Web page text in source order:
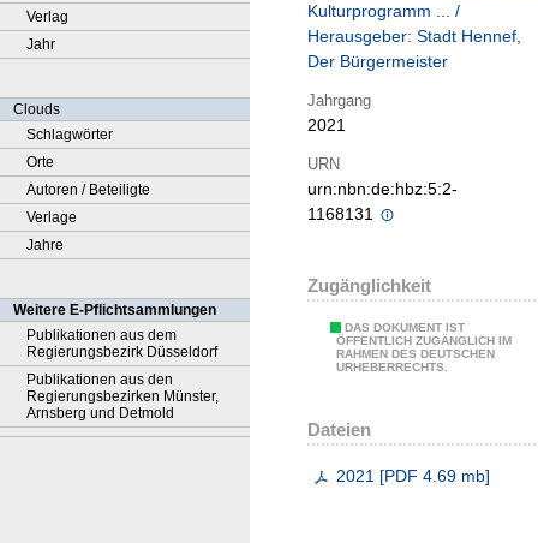
Verlag
Jahr
Clouds
Schlagwörter
Orte
Autoren / Beteiligte
Verlage
Jahre
Weitere E-Pflichtsammlungen
Publikationen aus dem
Regierungsbezirk Düsseldorf
Publikationen aus den
Regierungsbezirken Münster,
Arnsberg und Detmold
Kulturprogramm ... /
Herausgeber: Stadt Hennef,
Der Bürgermeister
Jahrgang
2021
URN
urn:nbn:de:hbz:5:2-
1168131
Zugänglichkeit
DAS DOKUMENT IST
ÖFFENTLICH ZUGÄNGLICH IM
RAHMEN DES DEUTSCHEN
URHEBERRECHTS.
Dateien
2021 [PDF 4.69 mb]